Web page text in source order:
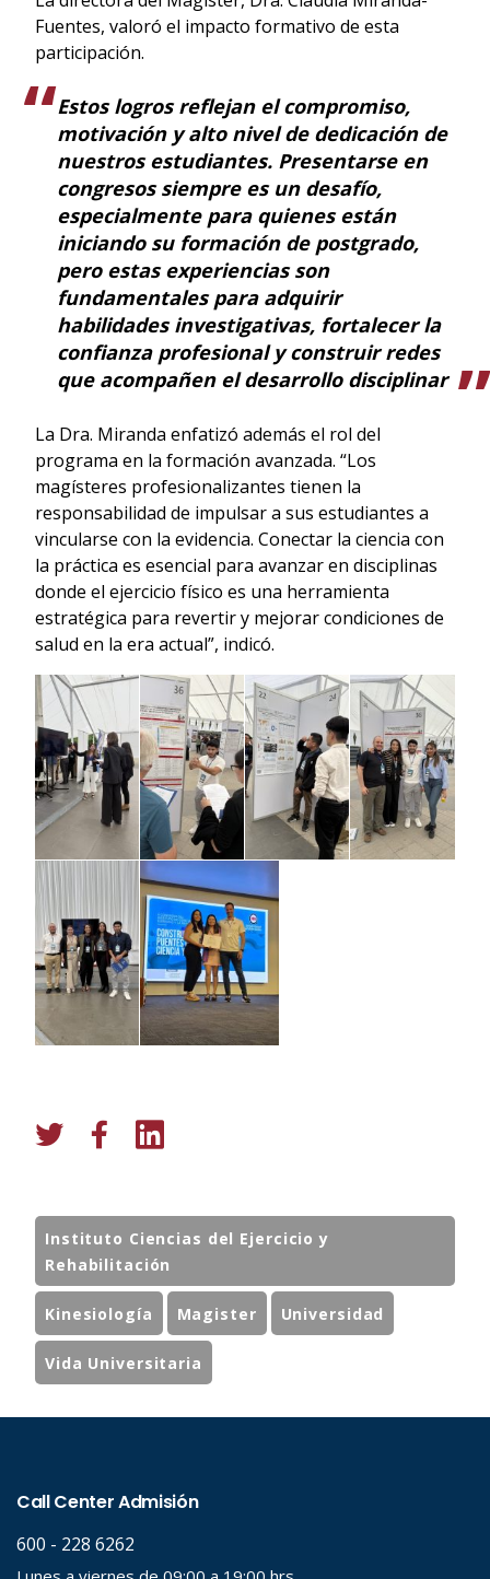
Fuentes, valoró el impacto formativo de esta
participación.
Estos logros reflejan el compromiso,
motivación y alto nivel de dedicación de
nuestros estudiantes. Presentarse en
congresos siempre es un desafío,
especialmente para quienes están
iniciando su formación de postgrado,
pero estas experiencias son
fundamentales para adquirir
habilidades investigativas, fortalecer la
confianza profesional y construir redes
que acompañen el desarrollo disciplinar
La Dra. Miranda enfatizó además el rol del
programa en la formación avanzada. “Los
magísteres profesionalizantes tienen la
responsabilidad de impulsar a sus estudiantes a
vincularse con la evidencia. Conectar la ciencia con
la práctica es esencial para avanzar en disciplinas
donde el ejercicio físico es una herramienta
estratégica para revertir y mejorar condiciones de
salud en la era actual”, indicó.
Instituto Ciencias del Ejercicio y
Rehabilitación
Kinesiología Magister Universidad
Vida Universitaria